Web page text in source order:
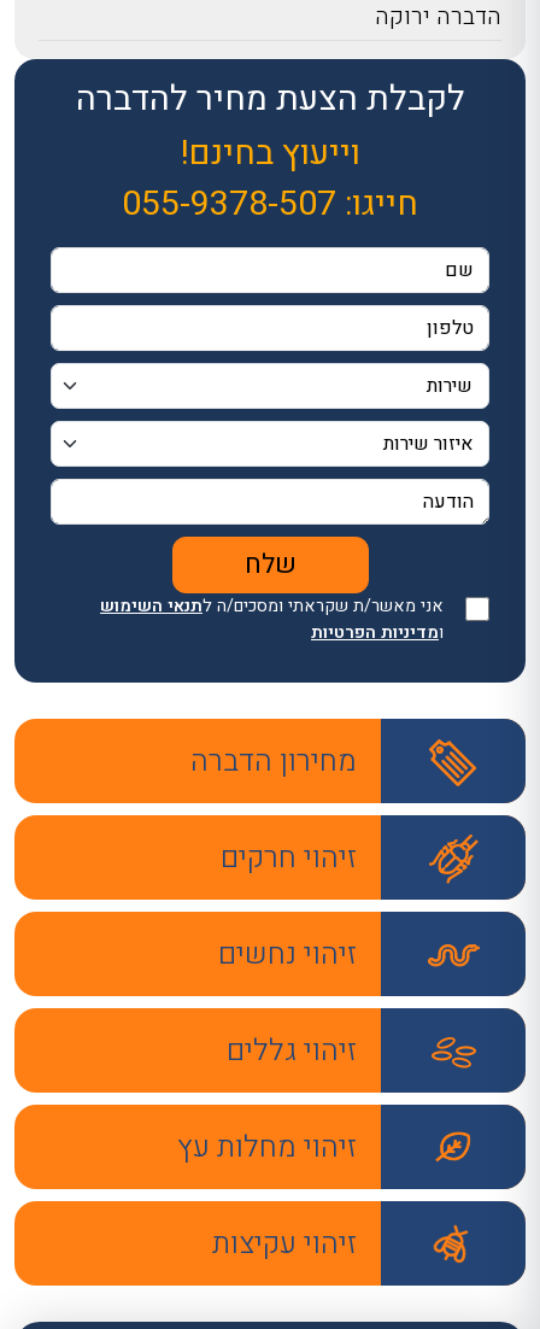
לקבלת הצעת מחיר להדברה
וייעוץ בחינם!
חייגו: 055-9378-507
אני מאשר/ת שקראתי ומסכים/ה לתנאי השימוש
ומדיניות הפרטיות
מחירון הדברה
זיהוי חרקים
זיהוי נחשים
זיהוי גללים
זיהוי מחלות עץ
זיהוי עקיצות
הדברה ירוקה